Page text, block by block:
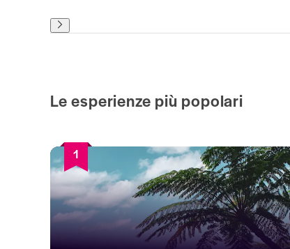
Le esperienze più popolari
1